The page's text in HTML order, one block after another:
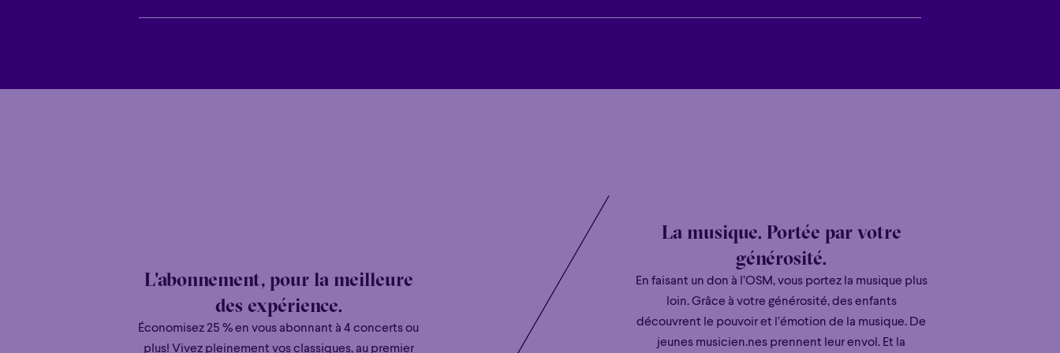
Dans l’éventualité où une telle situation se présente, nous vous en informerons via notre page Facebook ainsi que sur notre site web.
L'abonnement, pour la meilleure
des expérience.
Économisez 25 % en vous abonnant à 4 concerts ou
plus! Vivez pleinement vos classiques, au premier
La musique. Portée par votre
générosité.
En faisant un don à l’OSM, vous portez la musique plus
loin. Grâce à votre générosité, des enfants
découvrent le pouvoir et l’émotion de la musique. De
jeunes musicien.nes prennent leur envol. Et la